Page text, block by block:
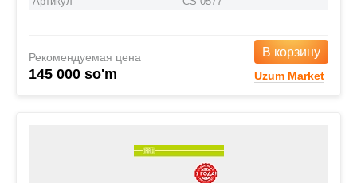
Рекомендуемая цена
145 000 so'm
В корзину
Uzum Market